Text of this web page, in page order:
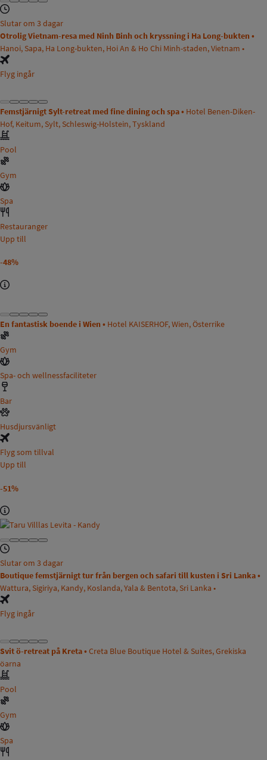
Slutar om 3 dagar
Otrolig Vietnam-resa med Ninh Binh och kryssning i Ha Long-bukten •
Hanoi, Sapa, Ha Long-bukten, Hoi An & Ho Chi Minh-staden, Vietnam •
Flyg ingår
Femstjärnigt Sylt-retreat med fine dining och spa • Hotel Benen-Diken-
Hof, Keitum, Sylt, Schleswig-Holstein, Tyskland
Pool
Gym
Spa
Restauranger
Upp till
-48%
En fantastisk boende i Wien • Hotel KAISERHOF, Wien, Österrike
Gym
Spa- och wellnessfaciliteter
Bar
Husdjursvänligt
Flyg som tillval
Upp till
-51%
Slutar om 3 dagar
Boutique femstjärnigt tur från bergen och safari till kusten i Sri Lanka •
Wattura, Sigiriya, Kandy, Koslanda, Yala & Bentota, Sri Lanka •
Flyg ingår
Svit ö-retreat på Kreta • Creta Blue Boutique Hotel & Suites, Grekiska
öarna
Pool
Gym
Spa